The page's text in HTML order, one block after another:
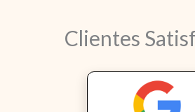
Clientes